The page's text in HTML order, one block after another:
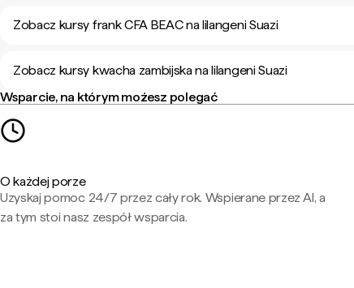
Zobacz kursy frank CFA BEAC na lilangeni Suazi
Zobacz kursy kwacha zambijska na lilangeni Suazi
Wsparcie, na którym możesz polegać
O każdej porze
Uzyskaj pomoc 24/7 przez cały rok. Wspierane przez AI, a
za tym stoi nasz zespół wsparcia.